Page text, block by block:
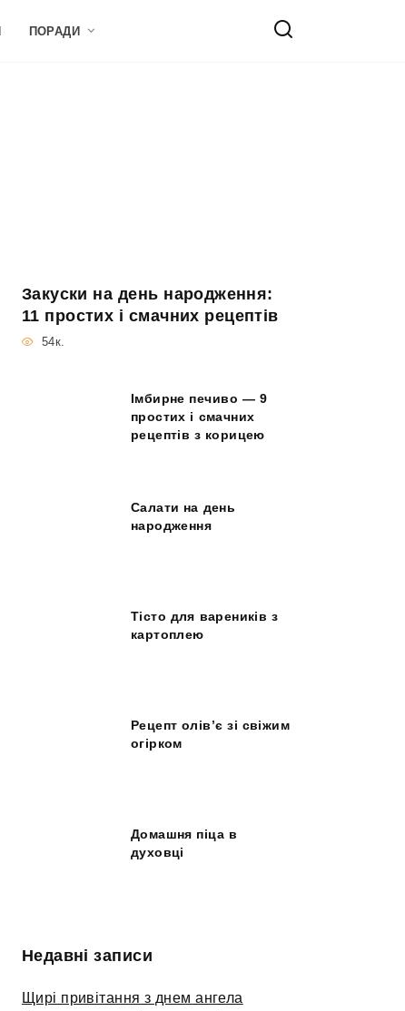
ПОРАДИ
Закуски на день народження:
11 простих і смачних рецептів
54к.
Імбирне печиво — 9
простих і смачних
рецептів з корицею
Салати на день
народження
Тісто для вареників з
картоплею
Рецепт олів’є зі свіжим
огірком
Домашня піца в
духовці
Недавні записи
Щирі привітання з днем ангела